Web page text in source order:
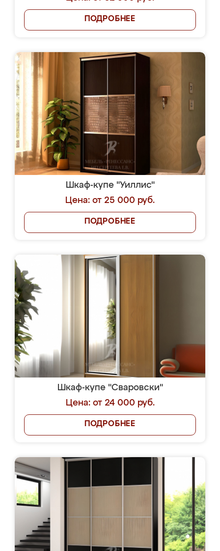
ПОДРОБНЕЕ
Шкаф-купе "Уиллис"
Цена: от 25 000 руб.
ПОДРОБНЕЕ
Шкаф-купе "Сваровски"
Цена: от 24 000 руб.
ПОДРОБНЕЕ